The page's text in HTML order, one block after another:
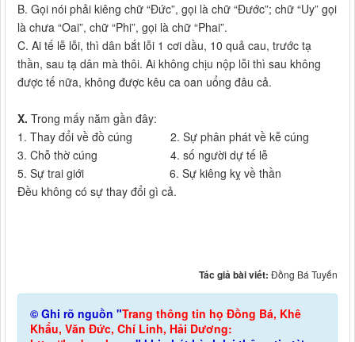
B. Gọi nói phải kiêng chữ “Đức”, gọi là chữ “Đước”; chữ “Uy” gọi
là chưa “Oai”, chữ “Phi”, gọi là chữ “Phai”.
C. Ai tế lễ lỗi, thì dân bắt lỗi 1 cơi dầu, 10 quả cau, trước tạ
thần, sau tạ dân mà thôi. Ai không chịu nộp lỗi thì sau không
được tế nữa, không được kêu ca oan uổng đâu cả.
X. Trong mấy năm gần đây:
1. Thay đổi về đồ cúng 2. Sự phân phát về kễ cúng
3. Chỗ thờ cúng 4. số người dự tế lễ
5. Sự trai giới 6. Sự kiêng kỵ về thần
Đều không có sự thay đổi gì cả.
Tác giả bài viết: Đồng Bá Tuyến
© Ghi rõ nguồn "Trang thông tin họ Đồng Bá, Khê
Khẩu, Văn Đức, Chí Linh, Hải Dương: